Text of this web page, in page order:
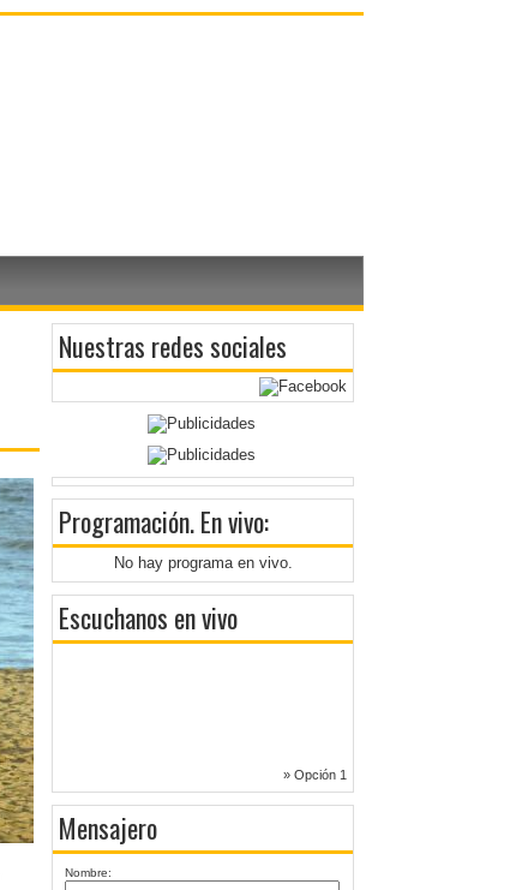
Nuestras redes sociales
Programación. En vivo:
No hay programa en vivo.
Escuchanos en vivo
» Opción 1
Mensajero
Nombre: